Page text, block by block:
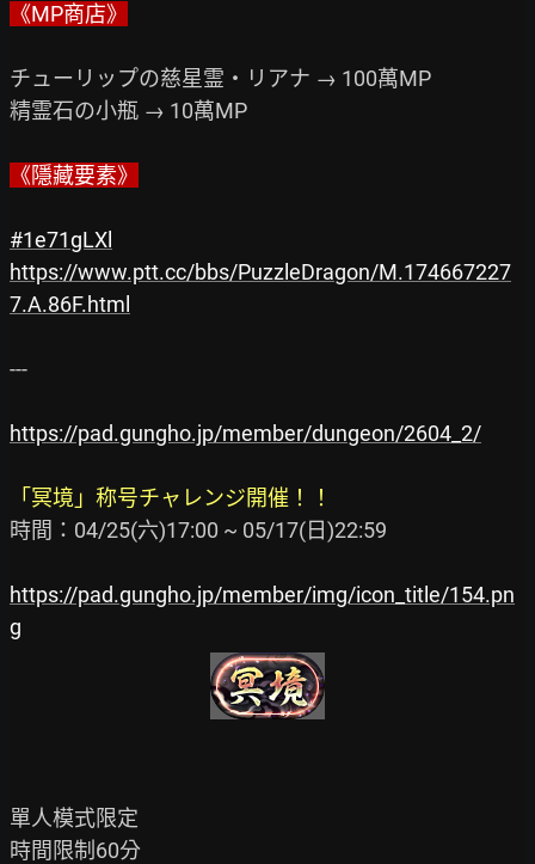
《MP商店》
チューリップの慈星霊・リアナ → 100萬MP
精霊石の小瓶 → 10萬MP
《隱藏要素》
#1e71gLXl
https://www.ptt.cc/bbs/PuzzleDragon/M.174667227
7.A.86F.html
---
https://pad.gungho.jp/member/dungeon/2604_2/
「冥境」称号チャレンジ開催！！
時間：04/25(六)17:00 ~ 05/17(日)22:59
https://pad.gungho.jp/member/img/icon_title/154.pn
g
單人模式限定
時間限制60分